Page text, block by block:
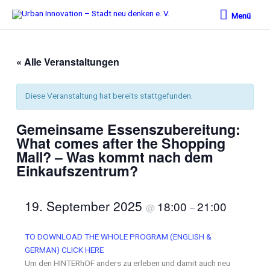
Inhalt
springen
Menü
Menü
« Alle Veranstaltungen
Diese Veranstaltung hat bereits stattgefunden.
Gemeinsame Essenszubereitung:
What comes after the Shopping
Mall? ‒ Was kommt nach dem
Einkaufszentrum?
19. September 2025@ 18:00–21:00
TO DOWNLOAD THE WHOLE PROGRAM (ENGLISH &
GERMAN) CLICK HERE
Um den HINTERhOF anders zu erleben und damit auch neu